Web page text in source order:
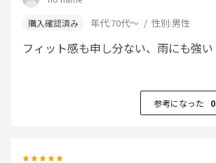
年代:70代～ 性別:男性
フィット感も申し分ない、雨にも強い
参考になった 0